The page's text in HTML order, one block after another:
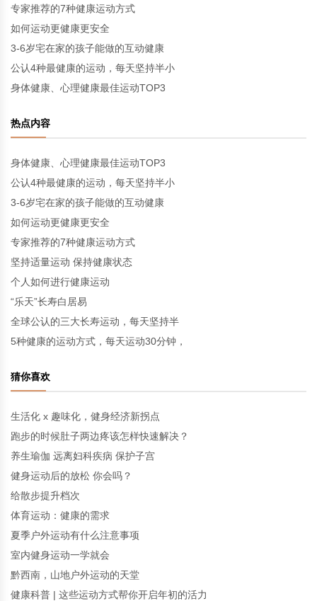
专家推荐的7种健康运动方式
如何运动更健康更安全
3-6岁宅在家的孩子能做的互动健康
公认4种最健康的运动，每天坚持半小
身体健康、心理健康最佳运动TOP3
热点内容
身体健康、心理健康最佳运动TOP3
公认4种最健康的运动，每天坚持半小
3-6岁宅在家的孩子能做的互动健康
如何运动更健康更安全
专家推荐的7种健康运动方式
坚持适量运动 保持健康状态
个人如何进行健康运动
“乐天”长寿白居易
全球公认的三大长寿运动，每天坚持半
5种健康的运动方式，每天运动30分钟，
猜你喜欢
生活化 x 趣味化，健身经济新拐点
跑步的时候肚子两边疼该怎样快速解决？
养生瑜伽 远离妇科疾病 保护子宫
健身运动后的放松 你会吗？
给散步提升档次
体育运动：健康的需求
夏季户外运动有什么注意事项
室内健身运动一学就会
黔西南，山地户外运动的天堂
健康科普 | 这些运动方式帮你开启年初的活力